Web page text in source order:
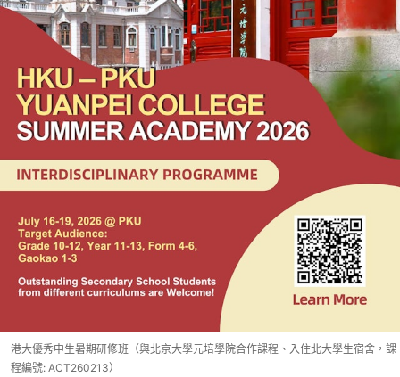
港大優秀中生暑期研修班（與北京大學元培學院合作課程、入住北大學生宿舍，課
程編號: ACT260213）